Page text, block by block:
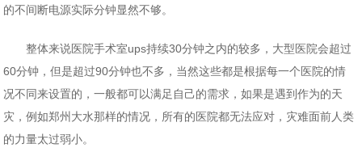
的不间断电源实际分钟显然不够。
整体来说医院手术室ups持续30分钟之内的较多，大型医院会超过
60分钟，但是超过90分钟也不多，当然这些都是根据每一个医院的情
况不同来设置的，一般都可以满足自己的需求，如果是遇到作为的天
灾，例如郑州大水那样的情况，所有的医院都无法应对，灾难面前人类
的力量太过弱小。